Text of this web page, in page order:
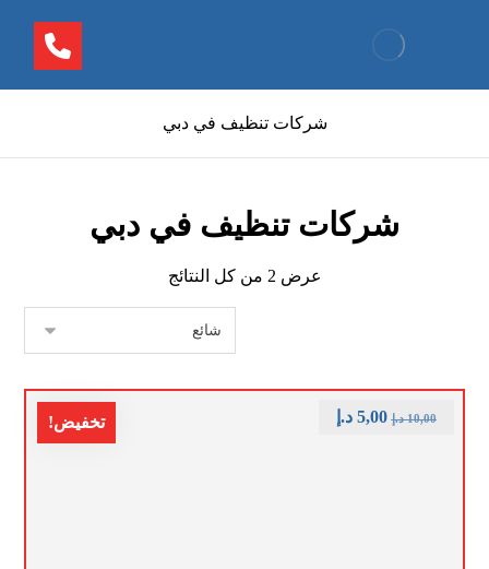
شركات تنظيف في دبي
شركات تنظيف في دبي
عرض ⁦2⁩ من كل النتائج
تخفيض! 10,00 د.إ 5,00 د.إ